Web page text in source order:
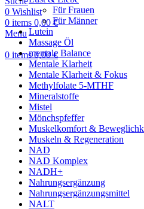
0 Wishlist
0 items 0,00€
Menu
0 items 0,00€
Für Frauen
Für Männer
Lutein
Massage Öl
mentale Balance
Mentale Klarheit
Mentale Klarheit & Fokus
Methylfolate 5-MTHF
Mineralstoffe
Mistel
Mönchspfeffer
Muskelkomfort &
Muskeln & Regeneration
NAD
NAD Komplex
NADH+
Nahrungsergänzung
Nahrungsergänzungsmittel
NALT